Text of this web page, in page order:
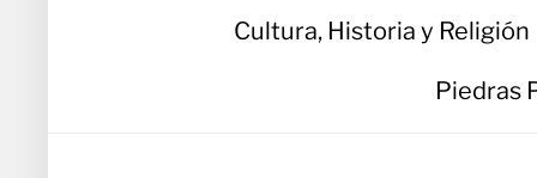
Cultura, Historia y Religión
Piedras